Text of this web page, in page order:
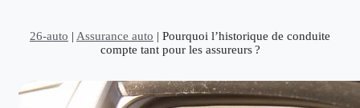
26-auto | Assurance auto | Pourquoi l’historique de conduite
compte tant pour les assureurs ?